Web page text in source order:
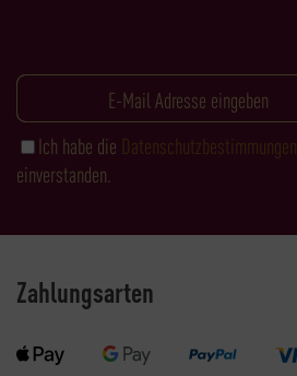
Ich habe die Datenschutzbestimmungen
einverstanden.
Zahlungsarten